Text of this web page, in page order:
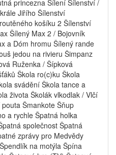
princezna Šílení Šílenství /
Jiřího Šílenství
košíku 2 Šílenství
Šílený Max 2 / Bojovník
a Dóm hromu Šílený rande
jedou na rivieru Šimpanz
Ruženka / Šípková
Škola ro(c)ku Škola
svádění Škola tance a
života Školák vlkodlak / Vlčí
Šmankote Šňup
a rychle Špatná holka
společnost Špatná
zprávy pro Medvědy
na motýla Špína